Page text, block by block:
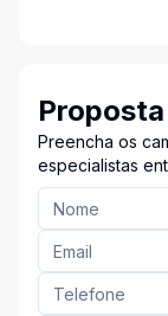
Proposta
Preencha os
especialistas